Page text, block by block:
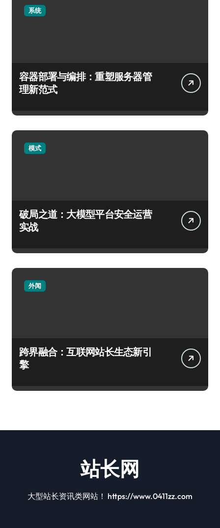
系统
容器部署与编排：重塑服务器管
理新范式
模式
破局之道：大模型平台安全运营
实战
外闻
跨界融合：互联网站长生态新引
擎
站长网
大型站长资讯类网站！ https://www.0411zz.com